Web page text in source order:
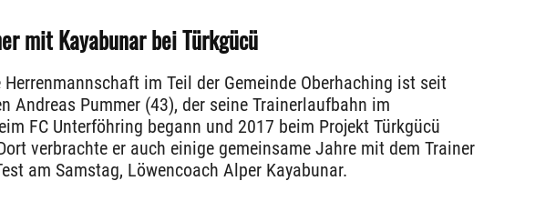
mit Kayabunar bei Türkgücü
im Teil der Gemeinde Oberhaching ist seit
Andreas Pummer (43), der seine Trainerlaufbahn im
FC Unterföhring begann und 2017 beim Projekt Türkgücü
verbrachte er auch einige gemeinsame Jahre mit dem Trainer
am Samstag, Löwencoach Alper Kayabunar.